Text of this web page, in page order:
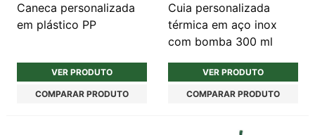
Caneca personalizada
em plástico PP
VER PRODUTO
COMPARAR PRODUTO
Cuia personalizada
térmica em aço inox
com bomba 300 ml
VER PRODUTO
COMPARAR PRODUTO